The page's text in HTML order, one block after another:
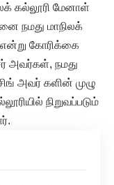
கல்லூரி மேனாள்
நமது மாநிலக்
என்று கோரிக்கை
அவர்கள், நமது
அவர் களின் முழு
நிறுவப்படும்